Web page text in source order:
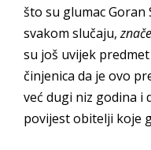
što su glumac Goran
svakom slučaju,
su još uvijek
činjenica da je ovo
već dugi niz godina i
povijest obitelji koje